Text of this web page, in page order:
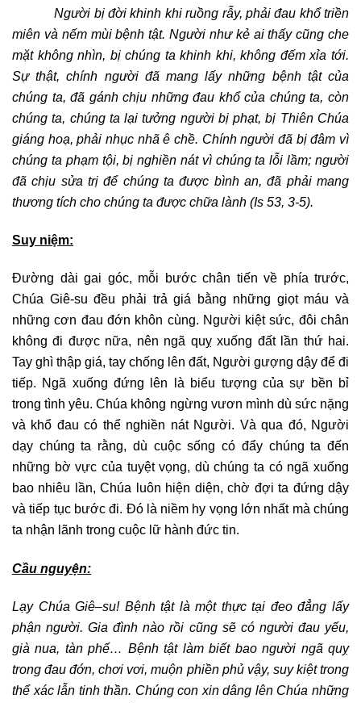
Người bị đời khinh khi ruồng rẫy, phải đau khổ triền
miên và nếm mùi bệnh tật. Người như kẻ ai thấy cũng che
mặt không nhìn, bị chúng ta khinh khi, không đếm xỉa tới.
Sự thật, chính người đã mang lấy những bệnh tật của
chúng ta, đã gánh chịu những đau khổ của chúng ta, còn
chúng ta, chúng ta lại tưởng người bị phạt, bị Thiên Chúa
giáng hoạ, phải nhục nhã ê chề. Chính người đã bị đâm vì
chúng ta phạm tội, bị nghiền nát vì chúng ta lỗi lầm; người
đã chịu sửa trị để chúng ta được bình an, đã phải mang
thương tích cho chúng ta được chữa lành (Is 53, 3-5).
Suy niệm:
Đường dài gai góc, mỗi bước chân tiến về phía trước,
Chúa Giê-su đều phải trả giá bằng những giọt máu và
những cơn đau đớn khôn cùng. Người kiệt sức, đôi chân
không đi được nữa, nên ngã quỵ xuống đất lần thứ hai.
Tay ghì thập giá, tay chống lên đất, Người gượng dậy để đi
tiếp. Ngã xuống đứng lên là biểu tượng của sự bền bỉ
trong tình yêu. Chúa không ngừng vươn mình dù sức nặng
và khổ đau có thể nghiền nát Người. Và qua đó, Người
dạy chúng ta rằng, dù cuộc sống có đẩy chúng ta đến
những bờ vực của tuyệt vọng, dù chúng ta có ngã xuống
bao nhiêu lần, Chúa luôn hiện diện, chờ đợi ta đứng dậy
và tiếp tục bước đi. Đó là niềm hy vọng lớn nhất mà chúng
ta nhận lãnh trong cuộc lữ hành đức tin.
Cầu nguyện:
Lạy Chúa Giê–su! Bệnh tật là một thực tại đeo đẳng lấy
phận người. Gia đình nào rồi cũng sẽ có người đau yếu,
già nua, tàn phế… Bệnh tật làm biết bao người ngã quỵ
trong đau đớn, chơi vơi, muộn phiền phủ vậy, suy kiệt trong
thể xác lẫn tinh thần. Chúng con xin dâng lên Chúa những